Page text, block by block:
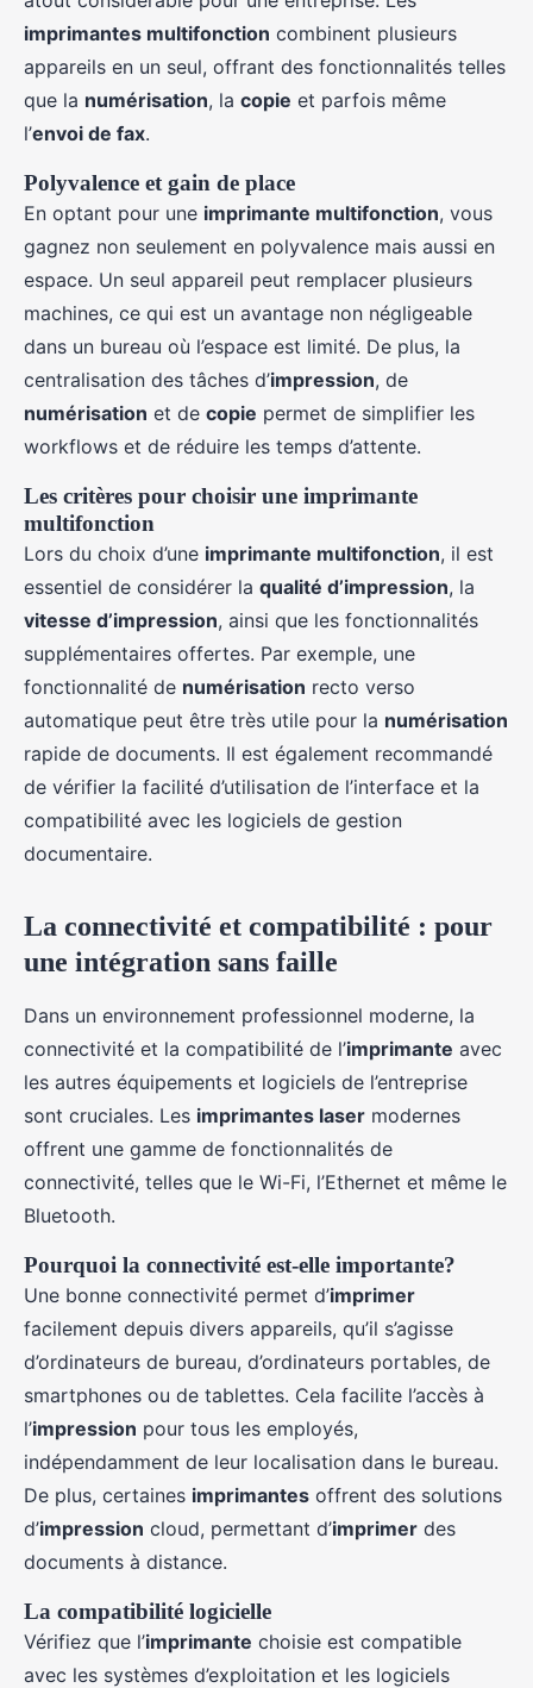
imprimantes multifonction combinent plusieurs
appareils en un seul, offrant des fonctionnalités telles
que la numérisation, la copie et parfois même
l’envoi de fax.
Polyvalence et gain de place
En optant pour une imprimante multifonction, vous
gagnez non seulement en polyvalence mais aussi en
espace. Un seul appareil peut remplacer plusieurs
machines, ce qui est un avantage non négligeable
dans un bureau où l’espace est limité. De plus, la
centralisation des tâches d’impression, de
numérisation et de copie permet de simplifier les
workflows et de réduire les temps d’attente.
Les critères pour choisir une imprimante
multifonction
Lors du choix d’une imprimante multifonction, il est
essentiel de considérer la qualité d’impression, la
vitesse d’impression, ainsi que les fonctionnalités
supplémentaires offertes. Par exemple, une
fonctionnalité de numérisation recto verso
automatique peut être très utile pour la numérisation
rapide de documents. Il est également recommandé
de vérifier la facilité d’utilisation de l’interface et la
compatibilité avec les logiciels de gestion
documentaire.
La connectivité et compatibilité : pour
une intégration sans faille
Dans un environnement professionnel moderne, la
connectivité et la compatibilité de l’imprimante avec
les autres équipements et logiciels de l’entreprise
sont cruciales. Les imprimantes laser modernes
offrent une gamme de fonctionnalités de
connectivité, telles que le Wi-Fi, l’Ethernet et même le
Bluetooth.
Pourquoi la connectivité est-elle importante?
Une bonne connectivité permet d’imprimer
facilement depuis divers appareils, qu’il s’agisse
d’ordinateurs de bureau, d’ordinateurs portables, de
smartphones ou de tablettes. Cela facilite l’accès à
l’impression pour tous les employés,
indépendamment de leur localisation dans le bureau.
De plus, certaines imprimantes offrent des solutions
d’impression cloud, permettant d’imprimer des
documents à distance.
La compatibilité logicielle
Vérifiez que l’imprimante choisie est compatible
avec les systèmes d’exploitation et les logiciels